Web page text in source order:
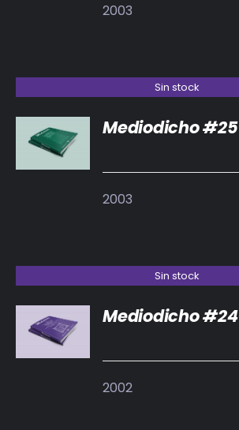
2003
Sin stock
DETALLES
Mediodicho #25
2003
Sin stock
DETALLES
Mediodicho #24
2002